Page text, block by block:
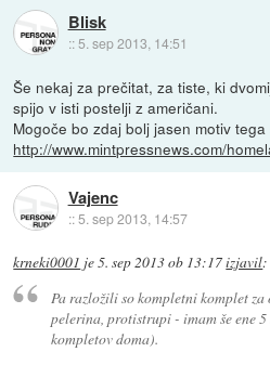
Blisk
:: 5. sep 2013, 14:51
Še nekaj za prečitat, za tiste, ki
spijo v isti postelji z američani.
Mogoče bo zdaj bolj jasen motiv tega
http://www.mintpressnews.com/
Vajenc
::5. sep 2013, 14:57
krneki0001 je5. sep 2013 ob 13:17izjavil:
Pa razložili so kompletni komplet za
pelerina, protistrupi - imam še ene
kompletov doma).